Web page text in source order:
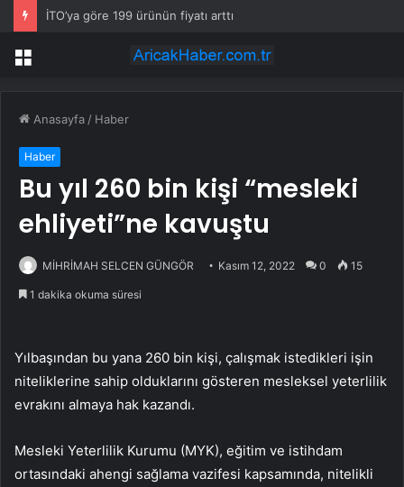
İTO’ya göre 199 ürünün fiyatı arttı
Menü
Anasayfa / Haber
Haber
Bu yıl 260 bin kişi “mesleki
ehliyeti”ne kavuştu
MİHRİMAH SELCEN GÜNGÖR Kasım 12, 2022 0 15
1 dakika okuma süresi
Yılbaşından bu yana 260 bin kişi, çalışmak istedikleri işin
niteliklerine sahip olduklarını gösteren mesleksel yeterlilik
evrakını almaya hak kazandı.
Mesleki Yeterlilik Kurumu (MYK), eğitim ve istihdam
ortasındaki ahengi sağlama vazifesi kapsamında, nitelikli